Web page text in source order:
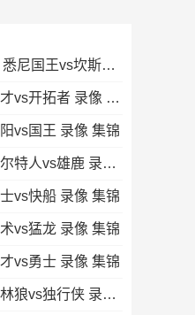
2月15日NBL(A)半决赛 悉尼国王vs坎斯大班 录像 集锦
2月15日NBA常规赛 奇才vs开拓者 录像 集锦
vs国王 录像 集锦
2月15日NBA常规赛 凯尔特人vs雄鹿 录像 集锦
vs快船 录像 集锦
vs猛龙 录像 集锦
vs勇士 录像 集锦
2月14日NBA常规赛 森林狼vs独行侠 录像 集锦